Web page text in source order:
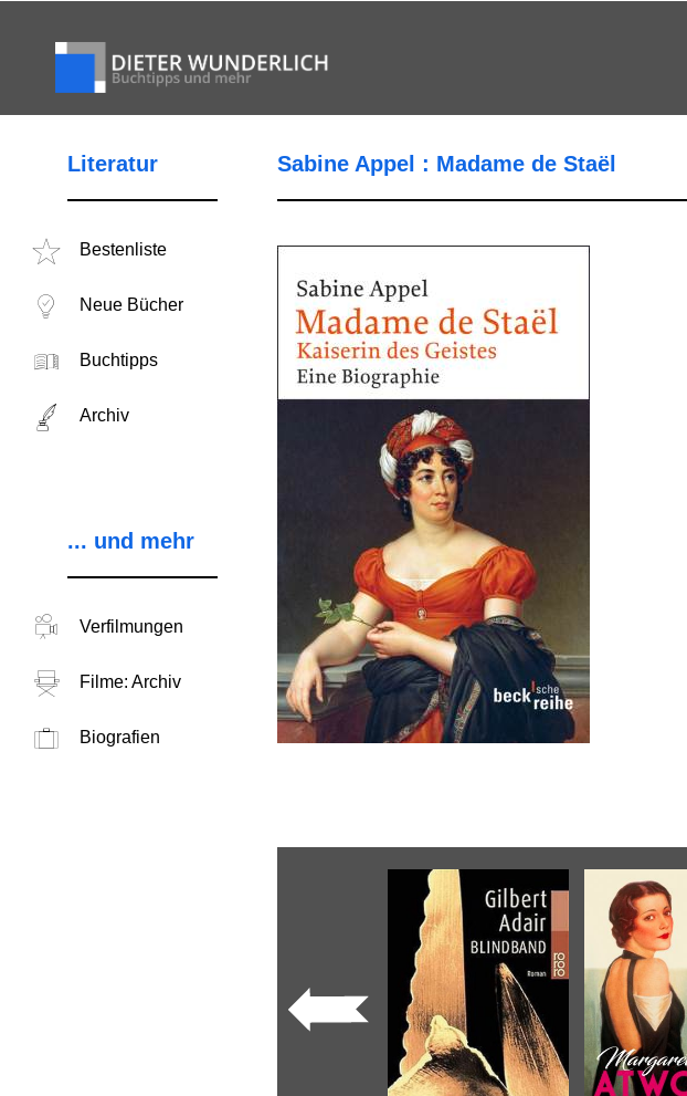
Literatur
Bestenliste
Neue Bücher
Buchtipps
Archiv
... und mehr
Verfilmungen
Filme: Archiv
Biografien
Sabine Appel : Madame de Staël